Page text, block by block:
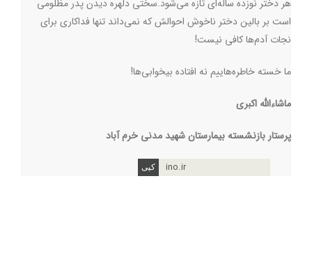
هر دختر نوزده ساله‌‌ای تازه می‌شود.سختی دلهره دیدن پدر مظلومی
است بر بالین دختر ناخوش احوالش که نمی‌داند تنها فداکاری برای
نجات آدم‌ها کافی نیست!
ما خسته خاطره‌هاییم نه افتاده بیخوابی‌ها!
ماشاءالله اکبری
پرستار بازنشسته بیمارستان شهید مدنی خرم آباد
ino.ir